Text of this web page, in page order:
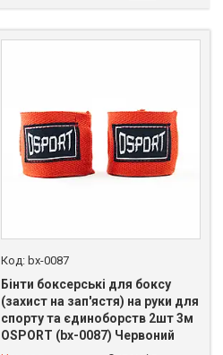
bx-0087
Бінти боксерські для боксу
(захист на зап'ястя) на руки для
спорту та єдиноборств 2шт 3м
OSPORT (bx-0087) Червоний
+380 (93) 625-49-82